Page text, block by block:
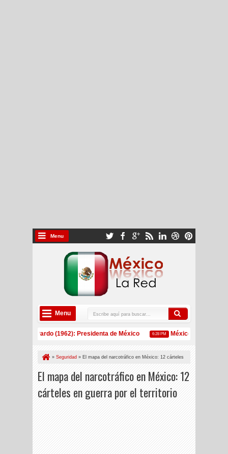
Menu
Menu
Pardo (1962): Presidenta de México 6:28 PM
México: Estos son
por primera vez a China como principal exportador de EE UU desde 2002
» Seguridad » El mapa del narcotráfico en México: 12 cárteles
en guerra por el territorio
El mapa del narcotráfico en México: 12
cárteles en guerra por el territorio